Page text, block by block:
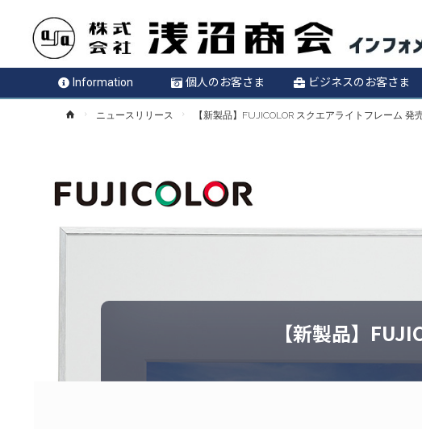
Information 個人のお客さま ビジネスのお客さま
ホ
ニュースリリース 【新製品】FUJICOLOR スクエアライトフレーム 発
【新製品】